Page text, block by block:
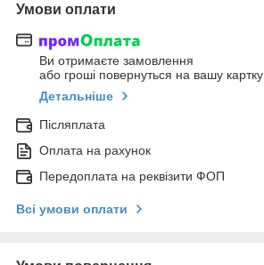
Умови оплати
Ви отримаєте замовлення
або гроші повернуться на вашу картку
Детальніше
Післяплата
Оплата на рахунок
Передоплата на реквізити ФОП
Всі умови оплати